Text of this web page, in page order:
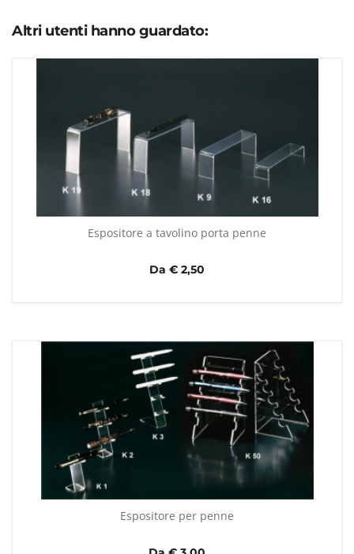
Altri utenti hanno guardato:
Espositore a tavolino porta penne
Da € 2,50
Espositore per penne